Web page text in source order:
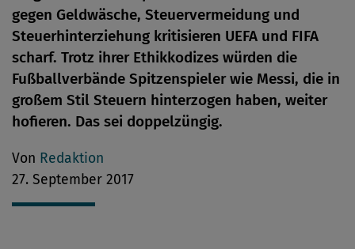
gegen Geldwäsche, Steuervermeidung und
Steuerhinterziehung kritisieren UEFA und FIFA
scharf. Trotz ihrer Ethikkodizes würden die
Fußballverbände Spitzenspieler wie Messi, die in
großem Stil Steuern hinterzogen haben, weiter
hofieren. Das sei doppelzüngig.
Von Redaktion
27. September 2017